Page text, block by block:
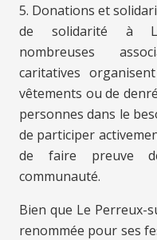
5. Donations et
de solidarité à
nombreuses
caritatives
vêtements ou de
personnes dans le
de participer
de faire preuve
communauté.
Bien que Le Perreux-
renommée pour ses